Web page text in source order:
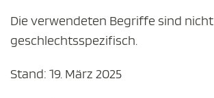
Die verwendeten Begriffe sind nicht
geschlechtsspezifisch.
Stand: 19. März 2025